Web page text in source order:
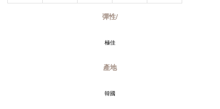
彈性/
極佳
產地
韓國